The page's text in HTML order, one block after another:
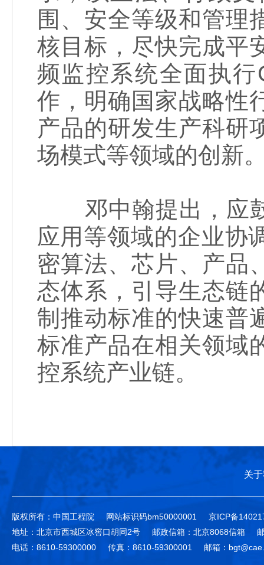
围、安全等级和管理
核目标，尽快完成平
频监控系统全面执
作，明确国家战略性
产品的研发生产科研
场模式等领域的创新
邓中翰提出，应鼓
应用等领域的企业协
密算法、芯片、产品
态体系，引导生态链
制推动标准的快速普
标准产品在相关领域
控系统产业链。
关
版权所有：中国工程院 网站标识码bm50000001
京ICP备
地址：北京市西城区冰窖口胡同2号
邮政信箱：北京8068信箱
电话：8610-59300000
传真：8610-59300001 邮箱：